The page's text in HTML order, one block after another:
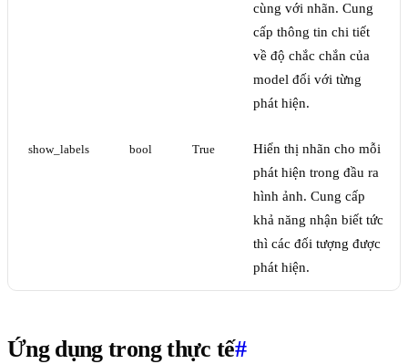
cùng với nhãn. Cung
cấp thông tin chi tiết
về độ chắc chắn của
model đối với từng
phát hiện.
show_labels bool True
Hiển thị nhãn cho mỗi
phát hiện trong đầu ra
hình ảnh. Cung cấp
khả năng nhận biết tức
thì các đối tượng được
phát hiện.
Ứng dụng trong thực tế#